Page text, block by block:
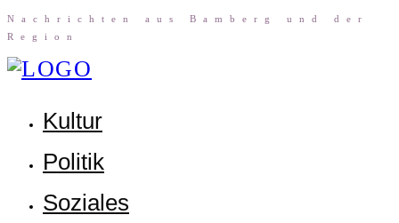
Nach­rich­ten aus Bam­berg und der
Region
Kul­tur
Poli­tik
Sozia­les